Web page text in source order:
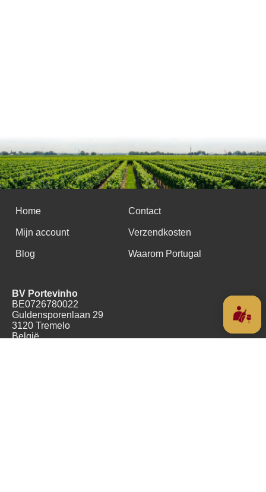
Home Contact
Mijn account Verzendkosten
Blog Waarom Portugal
BV Portevinho
BE0726780022
Guldensporenlaan 29
3120 Tremelo
België